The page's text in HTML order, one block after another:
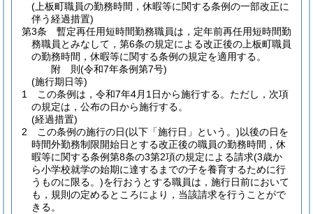
(上板町職員の勤務時間，休暇等に関する条例の一部改正に
伴う経過措置)
第3条
暫定再任用短時間勤務職員は，定年前再任用短時間勤
務職員とみなして，第6条の規定による改正後の上板町職員
の勤務時間，休暇等に関する条例の規定を適用する。
附 則(令和7年条例第7号)
(施行期日等)
1
この条例は，令和7年4月1日から施行する。 ただし，次項
の規定は，公布の日から施行する。
(経過措置)
2
この条例の施行の日(以下「施行日」という。)以後の日を
時間外勤務制限開始日とする改正後の職員の勤務時間，休
暇等に関する条例第8条の3第2項の規定による請求(3歳か
ら小学校就学の始期に達するまでの子を養育するために行
うものに限る。)を行おうとする職員は，施行日前において
も，規則の定めるところにより，当該請求を行うことがで
きる。